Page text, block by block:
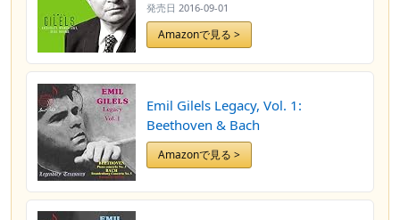
発売日 2016-09-01
Amazonで見る >
Emil Gilels Legacy, Vol. 1:
Beethoven & Bach
Amazonで見る >